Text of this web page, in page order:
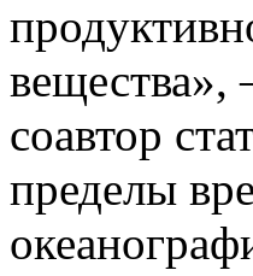
соавтор
пределы